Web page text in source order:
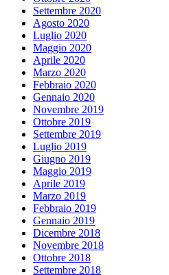
Settembre 2020
Agosto 2020
Luglio 2020
Maggio 2020
Aprile 2020
Marzo 2020
Febbraio 2020
Gennaio 2020
Novembre 2019
Ottobre 2019
Settembre 2019
Luglio 2019
Giugno 2019
Maggio 2019
Aprile 2019
Marzo 2019
Febbraio 2019
Gennaio 2019
Dicembre 2018
Novembre 2018
Ottobre 2018
Settembre 2018